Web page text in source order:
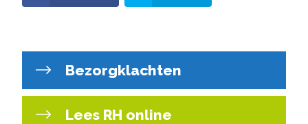
Bezorgklachten
Lees RH online